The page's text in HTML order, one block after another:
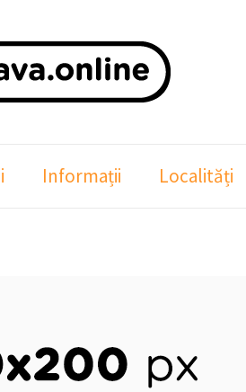
Informații Localități